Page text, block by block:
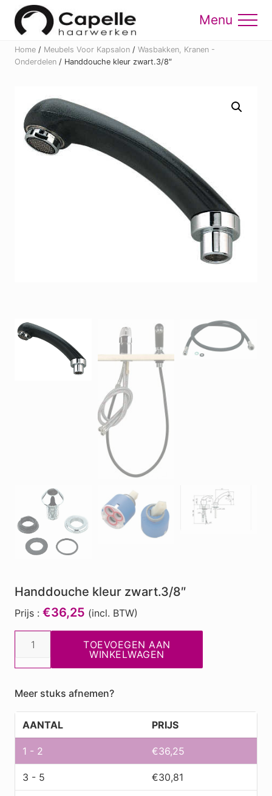
Menu
Skip
content
Skip
Menu
Home / Meubels Voor Kapsalon / Wasbakken, Kranen -
Onderdelen / Handdouche kleur zwart.3/8″
Handdouche kleur zwart.3/8″
Prijs : €36,25 (incl. BTW)
Handdouche
zwart.3/8"
TOEVOEGEN AAN
WINKELWAGEN
Meer stuks afnemen?
AANTAL PRIJS
1 - 2 €36,25
3 - 5 €30,81